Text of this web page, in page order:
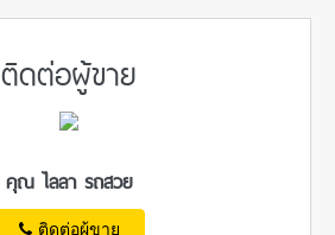
ติดต่อผู้ขาย
คุณ ไลลา รถสวย
ติดต่อผู้ขาย